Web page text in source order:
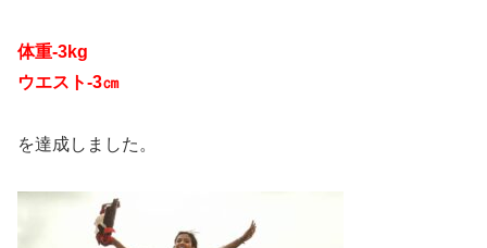
体重-3kg
ウエスト-3㎝
を達成しました。